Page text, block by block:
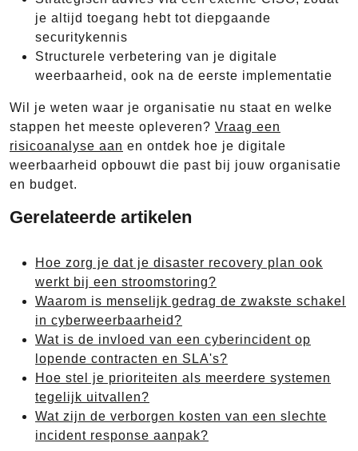
je altijd toegang hebt tot diepgaande
securitykennis
Structurele verbetering van je digitale
weerbaarheid, ook na de eerste implementatie
Wil je weten waar je organisatie nu staat en welke
stappen het meeste opleveren? Vraag een
risicoanalyse aan en ontdek hoe je digitale
weerbaarheid opbouwt die past bij jouw organisatie
en budget.
Gerelateerde artikelen
Hoe zorg je dat je disaster recovery plan ook
werkt bij een stroomstoring?
Waarom is menselijk gedrag de zwakste schakel
in cyberweerbaarheid?
Wat is de invloed van een cyberincident op
lopende contracten en SLA's?
Hoe stel je prioriteiten als meerdere systemen
tegelijk uitvallen?
Wat zijn de verborgen kosten van een slechte
incident response aanpak?